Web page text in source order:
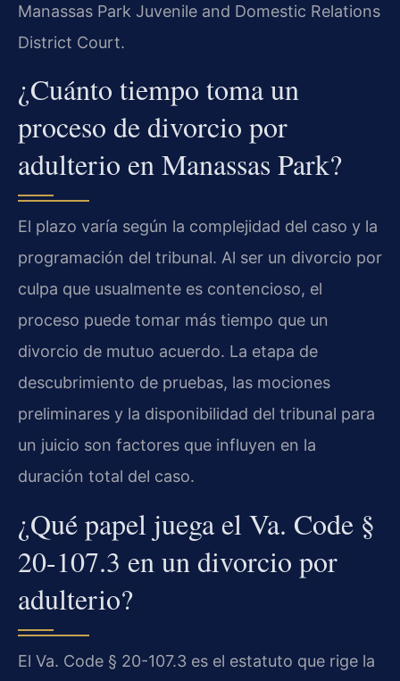
Manassas Park Juvenile and Domestic Relations
District Court.
¿Cuánto tiempo toma un
proceso de divorcio por
adulterio en Manassas Park?
El plazo varía según la complejidad del caso y la
programación del tribunal. Al ser un divorcio por
culpa que usualmente es contencioso, el
proceso puede tomar más tiempo que un
divorcio de mutuo acuerdo. La etapa de
descubrimiento de pruebas, las mociones
preliminares y la disponibilidad del tribunal para
un juicio son factores que influyen en la
duración total del caso.
¿Qué papel juega el Va. Code §
20-107.3 en un divorcio por
adulterio?
El Va. Code § 20-107.3 es el estatuto que rige la